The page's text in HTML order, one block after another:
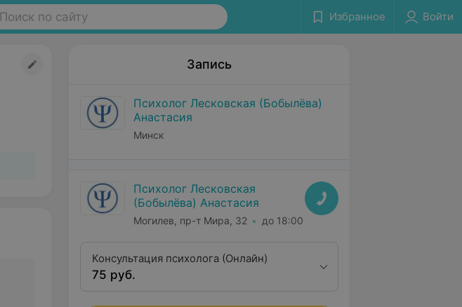
Поиск по сайту Избранное Войти
Запись
Психолог Лесковская (Бобылёва)
Анастасия
Минск
Психолог Лесковская
(Бобылёва) Анастасия
Могилев, пр-т Мира, 32 до 18:00
Консультация психолога (Онлайн)
75 руб.